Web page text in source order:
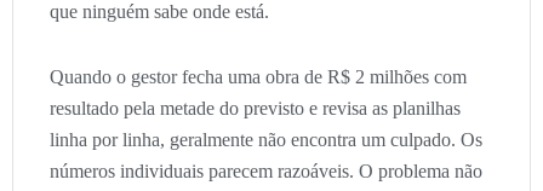
que ninguém sabe onde está.
Quando o gestor fecha uma obra de R$ 2 milhões com
resultado pela metade do previsto e revisa as planilhas
linha por linha, geralmente não encontra um culpado. Os
números individuais parecem razoáveis. O problema não